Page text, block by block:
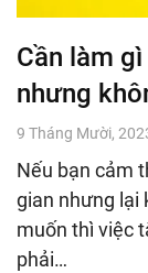
Cần làm
nhưng
9 Tháng Mười,
Nếu bạn cảm
gian nhưng lại
muốn thì việc
phải…